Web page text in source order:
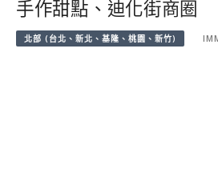
手作甜點、迪化街商圈
北部 (台北、新北、基隆、桃園、新竹)